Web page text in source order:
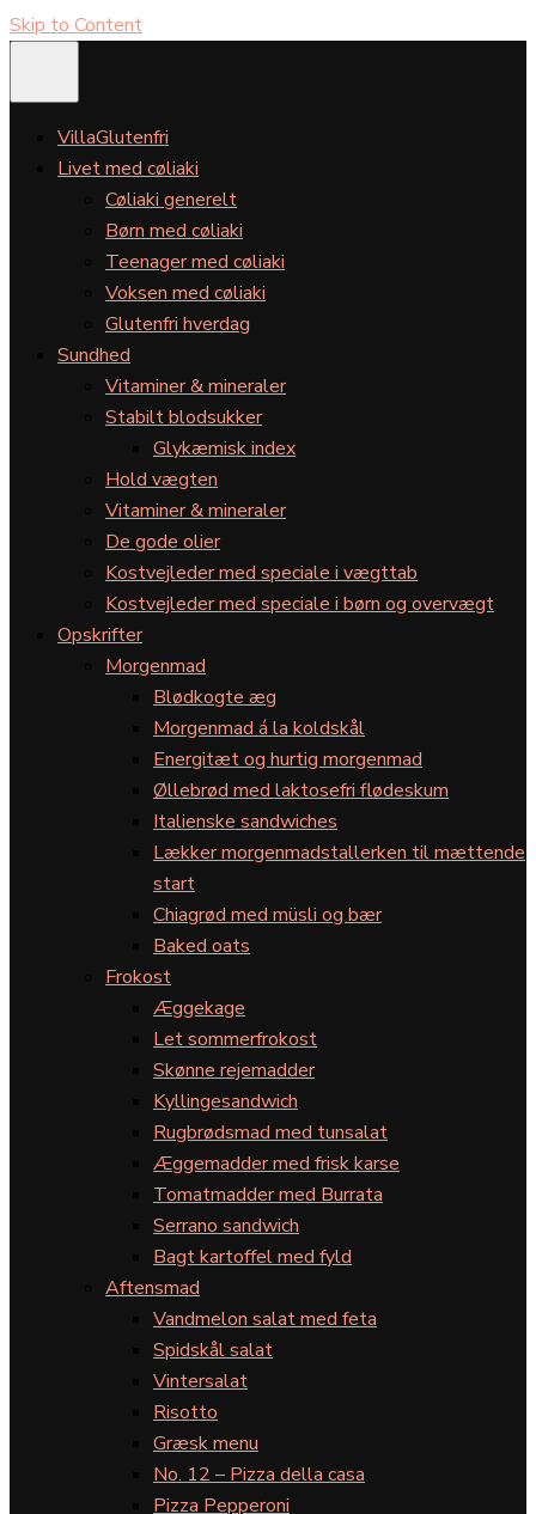
Skip to Content
VillaGlutenfri
Livet med cøliaki
Cøliaki generelt
Børn med cøliaki
Teenager med cøliaki
Voksen med cøliaki
Glutenfri hverdag
Sundhed
Vitaminer & mineraler
Stabilt blodsukker
Glykæmisk index
Hold vægten
Vitaminer & mineraler
De gode olier
Kostvejleder med speciale i vægttab
Kostvejleder med speciale i børn og overvægt
Opskrifter
Morgenmad
Blødkogte æg
Morgenmad á la koldskål
Energitæt og hurtig morgenmad
Øllebrød med laktosefri flødeskum
Italienske sandwiches
Lækker morgenmadstallerken til mættende
start
Chiagrød med müsli og bær
Baked oats
Frokost
Æggekage
Let sommerfrokost
Skønne rejemadder
Kyllingesandwich
Rugbrødsmad med tunsalat
Æggemadder med frisk karse
Tomatmadder med Burrata
Serrano sandwich
Bagt kartoffel med fyld
Aftensmad
Vandmelon salat med feta
Spidskål salat
Vintersalat
Risotto
Græsk menu
No. 12 – Pizza della casa
Pizza Pepperoni